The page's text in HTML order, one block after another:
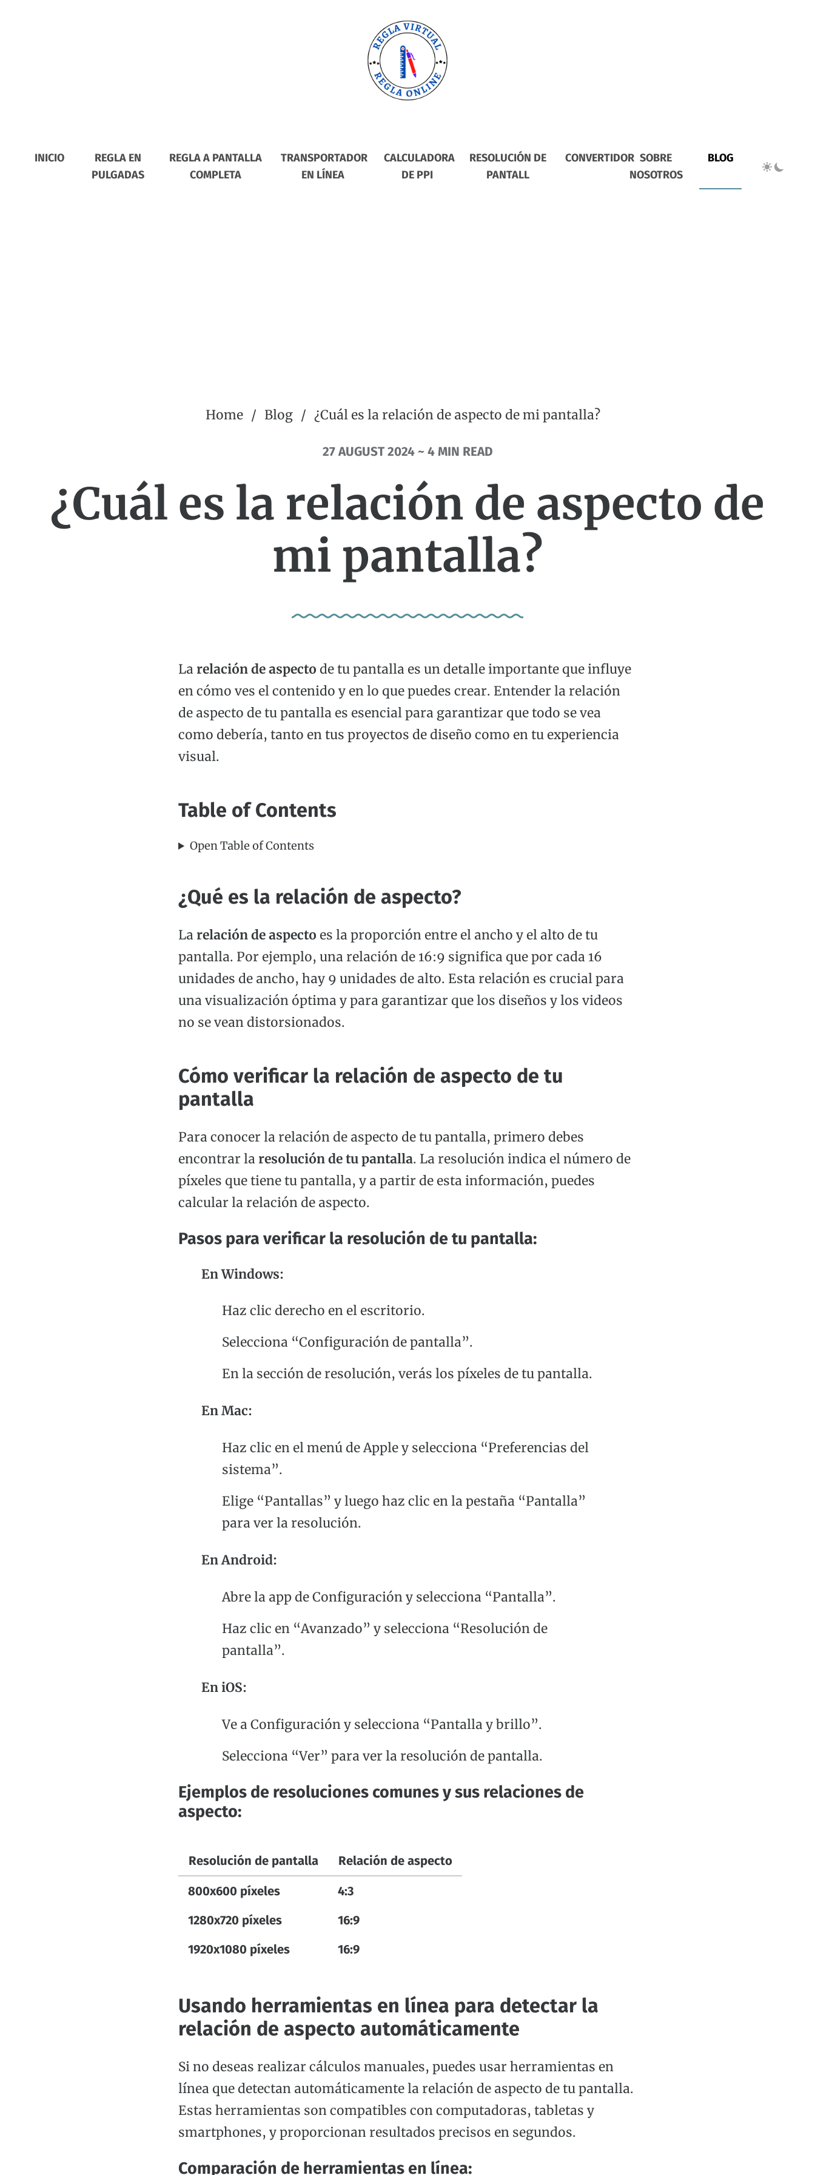
INICIO
REGLA EN
PULGADAS
REGLA A PANTALLA
COMPLETA
TRANSPORTADOR
EN LÍNEA
CALCULADORA
DE PPI
RESOLUCIÓN DE
PANTALL
CONVERTIDOR SOBRE
NOSOTROS
BLOG
Home Blog ¿Cuál es la relación de aspecto de mi pantalla?
27 AUGUST 2024 ~ 4 MIN READ
¿Cuál es la relación de aspecto de
mi pantalla?
La relación de aspecto de tu pantalla es un detalle importante que influye
en cómo ves el contenido y en lo que puedes crear. Entender la relación
de aspecto de tu pantalla es esencial para garantizar que todo se vea
como debería, tanto en tus proyectos de diseño como en tu experiencia
visual.
Table of Contents
Open Table of Contents
¿Qué es la relación de aspecto?
La relación de aspecto es la proporción entre el ancho y el alto de tu
pantalla. Por ejemplo, una relación de 16:9 significa que por cada 16
unidades de ancho, hay 9 unidades de alto. Esta relación es crucial para
una visualización óptima y para garantizar que los diseños y los videos
no se vean distorsionados.
Cómo verificar la relación de aspecto de tu
pantalla
Para conocer la relación de aspecto de tu pantalla, primero debes
encontrar la resolución de tu pantalla. La resolución indica el número de
píxeles que tiene tu pantalla, y a partir de esta información, puedes
calcular la relación de aspecto.
Pasos para verificar la resolución de tu pantalla:
En Windows:
Haz clic derecho en el escritorio.
Selecciona “Configuración de pantalla”.
En la sección de resolución, verás los píxeles de tu pantalla.
En Mac:
Haz clic en el menú de Apple y selecciona “Preferencias del
sistema”.
Elige “Pantallas” y luego haz clic en la pestaña “Pantalla”
para ver la resolución.
En Android:
Abre la app de Configuración y selecciona “Pantalla”.
Haz clic en “Avanzado” y selecciona “Resolución de
pantalla”.
En iOS:
Ve a Configuración y selecciona “Pantalla y brillo”.
Selecciona “Ver” para ver la resolución de pantalla.
Ejemplos de resoluciones comunes y sus relaciones de
aspecto:
Resolución de pantalla Relación de aspecto
800x600 píxeles
4:3
1280x720 píxeles
16:9
1920x1080 píxeles
16:9
Usando herramientas en línea para detectar la
relación de aspecto automáticamente
Si no deseas realizar cálculos manuales, puedes usar herramientas en
línea que detectan automáticamente la relación de aspecto de tu pantalla.
Estas herramientas son compatibles con computadoras, tabletas y
smartphones, y proporcionan resultados precisos en segundos.
Comparación de herramientas en línea: